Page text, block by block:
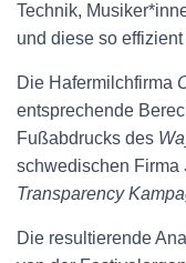
Technik,
und diese so
Die Hafermilchfirma
entsprechende
Fußabdrucks des
schwedischen Firma
Transparency
Die resultierende